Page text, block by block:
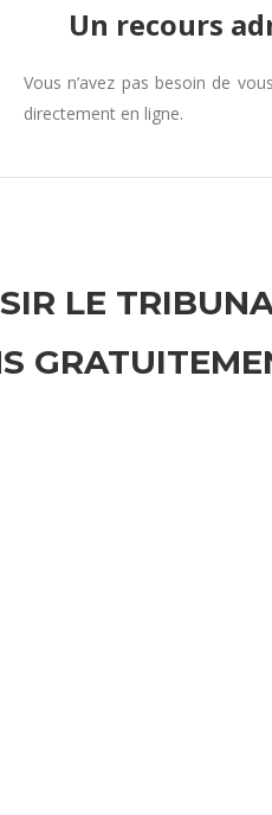
Un recours
Vous n’avez pas besoin de
directement en ligne.
LE